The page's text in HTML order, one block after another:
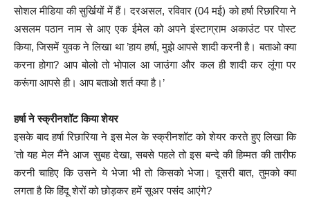
सोशल मीडिया की सुर्खियों में हैं। दरअसल, रविवार (04 मई) को हर्षा रिछारिया ने
असलम पठान नाम से आए एक ईमेल को अपने इंस्टाग्राम अकाउंट पर पोस्ट
किया, जिसमें युवक ने लिखा था ’हाय हर्षा, मुझे आपसे शादी करनी है। बताओ क्या
करना होगा? आप बोलो तो भोपाल आ जाउंगा और कल ही शादी कर लूंगा पर
करूंगा आपसे ही। आप बताओ शर्त क्या है।’
हर्षा ने स्क्रीनशॉट किया शेयर
इसके बाद हर्षा रिछारिया ने इस मेल के स्क्रीनशॉट को शेयर करते हुए लिखा कि
’तो यह मेल मैंने आज सुबह देखा, सबसे पहले तो इस बन्दे की हिम्मत की तारीफ
करनी चाहिए कि उसने ये भेजा भी तो किसको भेजा। दूसरी बात, तुमको क्या
लगता है कि हिंदू शेरों को छोड़कर हमें सूअर पसंद आएंगे?